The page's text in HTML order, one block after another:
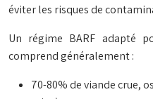
éviter les risques de
Un régime BARF adapté
comprend généralement :
70-80% de viande crue,